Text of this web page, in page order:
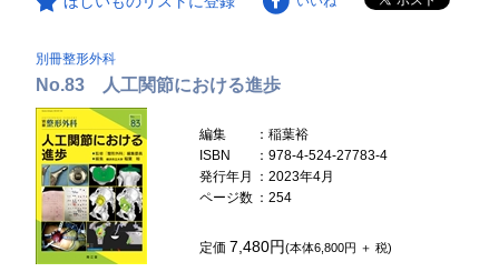
別冊整形外科
No.83 人工関節における進歩
編集
：稲葉裕
ISBN
：978-4-524-27783-4
発行年月
：2023年4月
ページ数 ：254
定価 7,480円(本体6,800円 ＋ 税)